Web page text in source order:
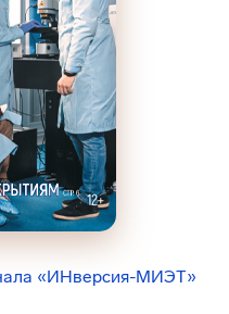
«ИНверсия-МИЭТ»